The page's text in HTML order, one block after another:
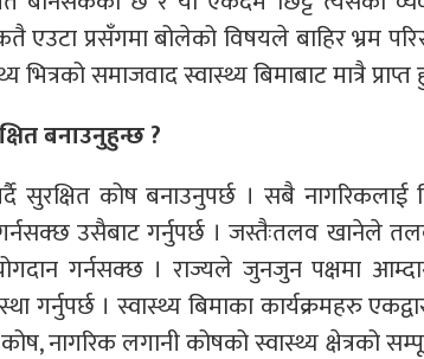
प्रसँगमा बोलेको विषयले बाहिर भ्रम
समाजवाद स्वास्थ्य बिमाबाट मात्रै
बनाउनुहुन्छ ?
सुरक्षित कोष बनाउनुपर्छ । सबै नागरिकलाई
उसैबाट गर्नुपर्छ । जस्तैःतलव खानेले
गर्नसक्छ । राज्यले जुनजुन पक्षमा
गर्नुपर्छ । स्वास्थ्य बिमाका कार्यक्रमहरु
नागरिक लगानी कोषको स्वास्थ्य क्षेत्रको